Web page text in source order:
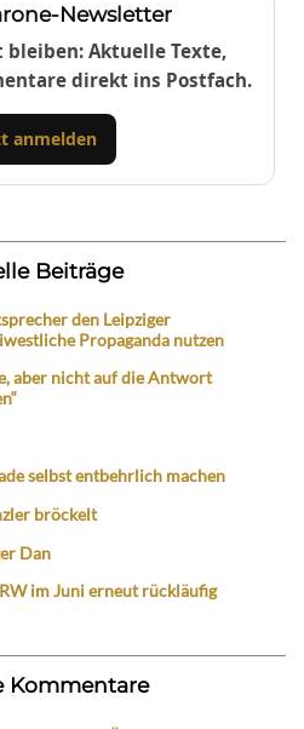
Newsletter
Aktuelle Texte,
direkt ins Postfach.
anmelden
Beiträge
den Leipziger
Propaganda nutzen
aber nicht auf die Antwort
selbst entbehrlich machen
bröckelt
Dan
im Juni erneut rückläufig
Kommentare